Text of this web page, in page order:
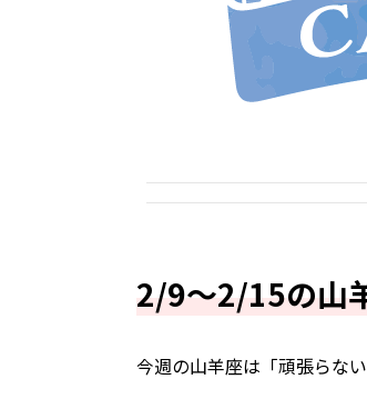
2/9～2/15の山
今週の山羊座は「頑張らな